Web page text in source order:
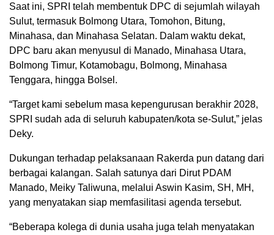
Saat ini, SPRI telah membentuk DPC di sejumlah wilayah
Sulut, termasuk Bolmong Utara, Tomohon, Bitung,
Minahasa, dan Minahasa Selatan. Dalam waktu dekat,
DPC baru akan menyusul di Manado, Minahasa Utara,
Bolmong Timur, Kotamobagu, Bolmong, Minahasa
Tenggara, hingga Bolsel.
“Target kami sebelum masa kepengurusan berakhir 2028,
SPRI sudah ada di seluruh kabupaten/kota se-Sulut,” jelas
Deky.
Dukungan terhadap pelaksanaan Rakerda pun datang dari
berbagai kalangan. Salah satunya dari Dirut PDAM
Manado, Meiky Taliwuna, melalui Aswin Kasim, SH, MH,
yang menyatakan siap memfasilitasi agenda tersebut.
“Beberapa kolega di dunia usaha juga telah menyatakan